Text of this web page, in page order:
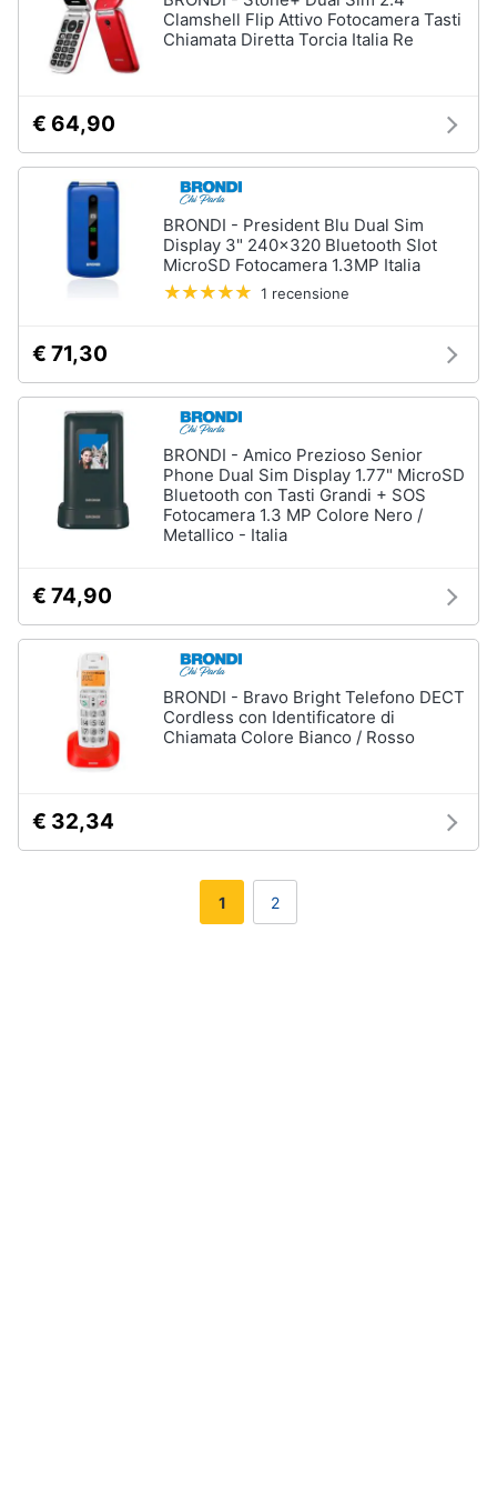
Clamshell Flip Attivo Fotocamera Tasti
Chiamata Diretta Torcia Italia Re
€ 64,90
BRONDI - President Blu Dual Sim
Display 3" 240x320 Bluetooth Slot
MicroSD Fotocamera 1.3MP Italia
1 recensione
€ 71,30
BRONDI - Amico Prezioso Senior
Phone Dual Sim Display 1.77" MicroSD
Bluetooth con Tasti Grandi + SOS
Fotocamera 1.3 MP Colore Nero /
Metallico - Italia
€ 74,90
BRONDI - Bravo Bright Telefono DECT
Cordless con Identificatore di
Chiamata Colore Bianco / Rosso
€ 32,34
1 2